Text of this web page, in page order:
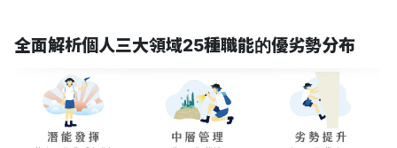
全面解析個人三大領域25種職能的優劣勢分布